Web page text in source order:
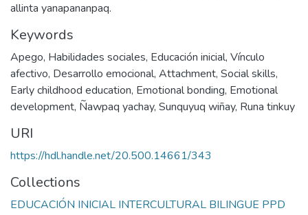
allinta yanapananpaq.
Keywords
Apego, Habilidades sociales, Educación inicial, Vínculo
afectivo, Desarrollo emocional, Attachment, Social skills,
Early childhood education, Emotional bonding, Emotional
development, Ñawpaq yachay, Sunquyuq wiñay, Runa tinkuy
URI
https://hdl.handle.net/20.500.14661/343
Collections
EDUCACIÓN INICIAL INTERCULTURAL BILINGUE PPD